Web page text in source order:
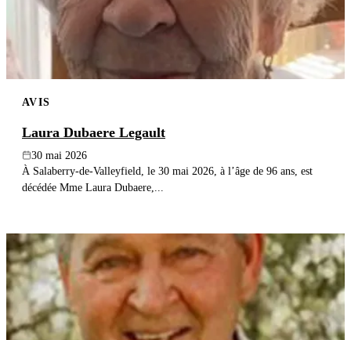
AVIS
Laura Dubaere Legault
30 mai 2026
À Salaberry-de-Valleyfield, le 30 mai 2026, à l’âge de 96 ans, est
décédée Mme Laura Dubaere,...